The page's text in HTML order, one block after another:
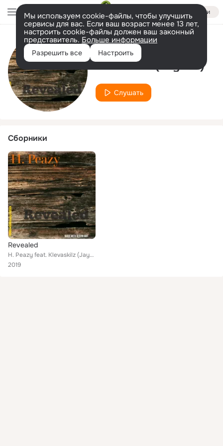
Войти
Мы используем cookie-файлы, чтобы улучшить
сервисы для вас. Если ваш возраст менее 13 лет,
настроить cookie-файлы должен ваш законный
представитель. Больше информации
Разрешить все Настроить
Исполнитель
Klevaskilz (Jayven)
Слушать
Сборники
Revealed
H. Peazy feat. Klevaskilz (Jayven), Terry Wallace (T-Roc)
2019